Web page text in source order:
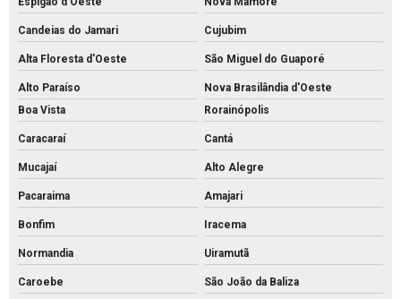
Candeias do Jamari Cujubim
Alta Floresta d'Oeste São Miguel do Guaporé
Alto Paraíso
Nova Brasilândia d'Oeste
Boa Vista
Rorainópolis
Caracaraí Cantá
Mucajaí Alto Alegre
Pacaraima Amajari
Bonfim Iracema
Normandia Uiramutã
Caroebe São João da Baliza